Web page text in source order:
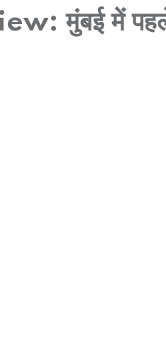
मुंबई में पहले